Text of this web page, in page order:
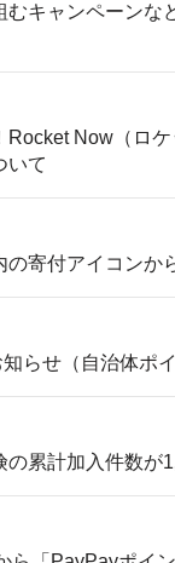
キャンペーンな
Rocket Now（ロ
いて
の寄付アイコンか
らせ（自治体ポ
の累計加入件数が